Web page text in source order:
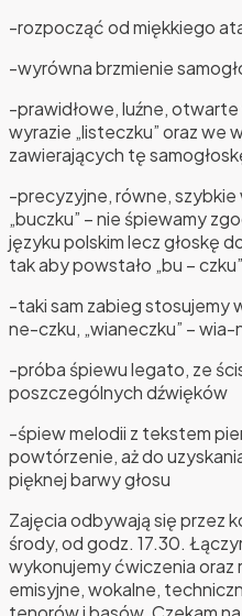
-rozpocząć od miękkiego
-wyrówna brzmienie
-prawidłowe, luźne, otwarte
wyrazie „listeczku” oraz we
zawierających tę
-precyzyjne, równe, szybkie
„buczku” – nie śpiewamy
języku polskim lecz głoskę
tak aby powstało „bu – czku”
-taki sam zabieg stosujemy
ne-czku, „wianeczku” –
-próba śpiewu legato, ze
poszczególnych dźwięków
-śpiew melodii z tekstem
powtórzenie, aż do
pięknej barwy głosu
Zajęcia odbywają się przez
środy, od godz. 17.30.
wykonujemy ćwiczenia oraz
emisyjne, wokalne,